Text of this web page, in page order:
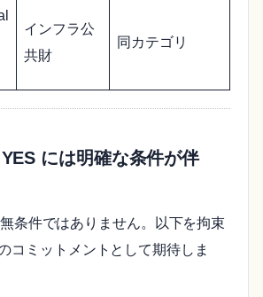
インフラ公
共財
同カテゴリ
には明確な条件が伴
条件ではありません。以下を拘束
コミットメントとして期待しま